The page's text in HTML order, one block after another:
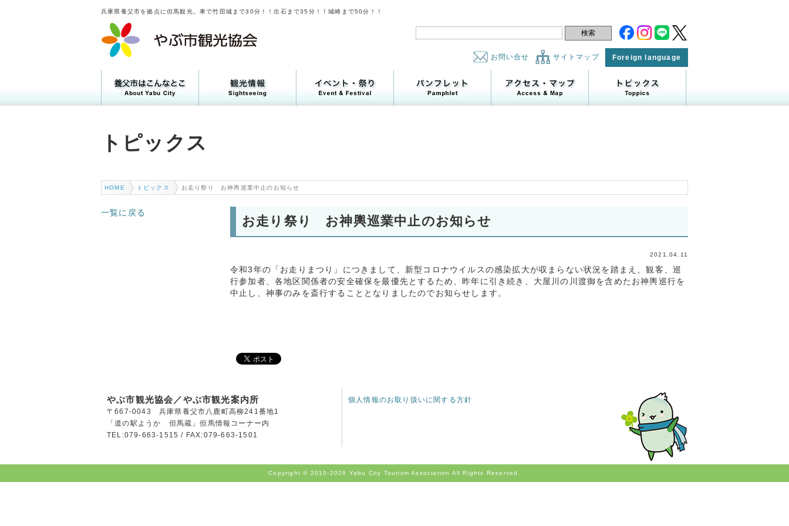
兵庫県養父市を拠点に但馬観光。車で竹田城まで30分！！出石まで35分！！城崎まで50分！！
お問い合せ サイトマップ Foreign language
トピックス
HOME トピックス お走り祭り お神輿巡業中止のお知らせ
お走り祭り お神輿巡業中止のお知らせ
2021.04.11
令和3年の「お走りまつり」につきまして、新型コロナウイルスの感染拡大が収まらない状況を踏まえ、観客、巡
行参加者、各地区関係者の安全確保を最優先とするため、昨年に引き続き、大屋川の川渡御を含めたお神輿巡行を
中止し、神事のみを斎行することとなりましたのでお知らせします。
一覧に戻る
やぶ市観光協会／やぶ市観光案内所
〒667-0043 兵庫県養父市八鹿町高柳241番地1
「道の駅ようか 但馬蔵」但馬情報コーナー内
TEL:079-663-1515 / FAX:079-663-1501
個人情報のお取り扱いに関する方針
Copyright © 2010-2026 Yabu City Tourism Association All Rights Reserved.